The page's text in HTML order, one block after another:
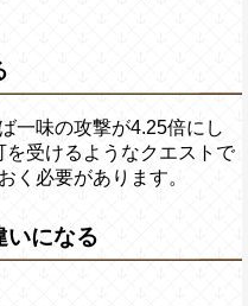
一味の攻撃が4.25倍にし
受けるようなクエストで
く必要があります。
いになる